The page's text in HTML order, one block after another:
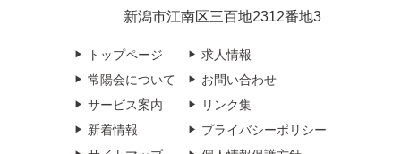
新潟市江南区三百地2312番地3
トップページ
常陽会について
サービス案内
新着情報
求人情報
お問い合わせ
リンク集
プライバシーポリシー